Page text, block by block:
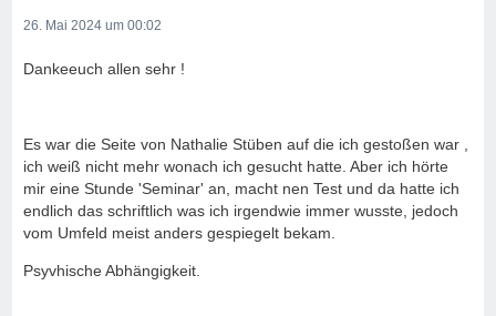
26. Mai 2024 um 00:02
Dankeeuch allen sehr !
Es war die Seite von Nathalie Stüben auf die ich gestoßen war ,
ich weiß nicht mehr wonach ich gesucht hatte. Aber ich hörte
mir eine Stunde 'Seminar' an, macht nen Test und da hatte ich
endlich das schriftlich was ich irgendwie immer wusste, jedoch
vom Umfeld meist anders gespiegelt bekam.
Psyvhische Abhängigkeit.